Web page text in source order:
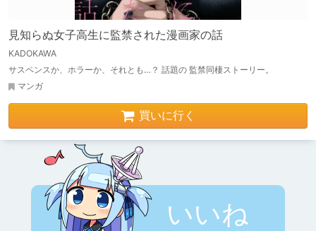
見知らぬ女子高生に監禁された漫画家の話
KADOKAWA
サスペンスか、ホラーか、それとも…？ 話題の 監禁同棲ストーリー。
マンガ
買いに行く
いいね